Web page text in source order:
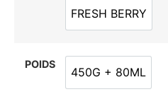
FRESH BERRY
POIDS
450G + 80ML
450G + 80ML